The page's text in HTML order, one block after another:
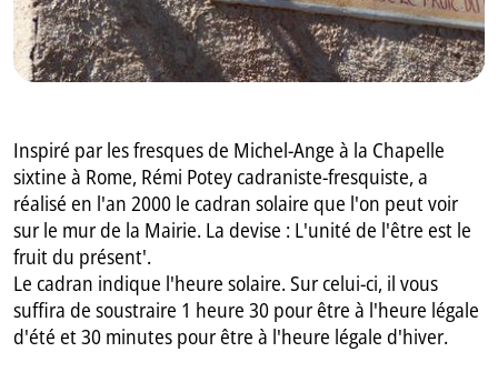
Inspiré par les fresques de Michel-Ange à la Chapelle
sixtine à Rome, Rémi Potey cadraniste-fresquiste, a
réalisé en l'an 2000 le cadran solaire que l'on peut voir
sur le mur de la Mairie. La devise : L'unité de l'être est le
fruit du présent'.
Le cadran indique l'heure solaire. Sur celui-ci, il vous
suffira de soustraire 1 heure 30 pour être à l'heure légale
d'été et 30 minutes pour être à l'heure légale d'hiver.